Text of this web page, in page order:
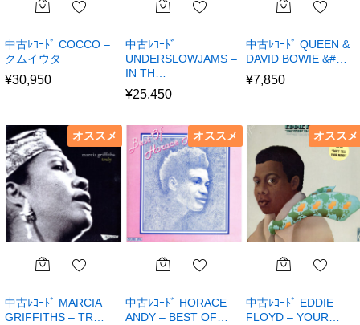
中古ﾚｺｰﾄﾞ COCCO –
クムイウタ
¥30,950
中古ﾚｺｰﾄﾞ
UNDERSLOWJAMS –
IN TH…
¥25,450
中古ﾚｺｰﾄﾞ QUEEN &
DAVID BOWIE &#…
¥7,850
オススメ
中古ﾚｺｰﾄﾞ MARCIA
GRIFFITHS – TR…
オススメ
中古ﾚｺｰﾄﾞ HORACE
ANDY – BEST OF…
オススメ
中古ﾚｺｰﾄﾞ EDDIE
FLOYD – YOUR…